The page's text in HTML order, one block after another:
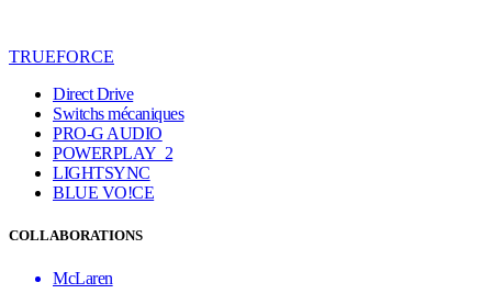
TRUEFORCE
Direct Drive
Switchs mécaniques
PRO-G AUDIO
POWERPLAY 2
LIGHTSYNC
BLUE VO!CE
COLLABORATIONS
McLaren